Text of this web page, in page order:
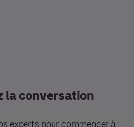
la conversation
experts pour commencer à